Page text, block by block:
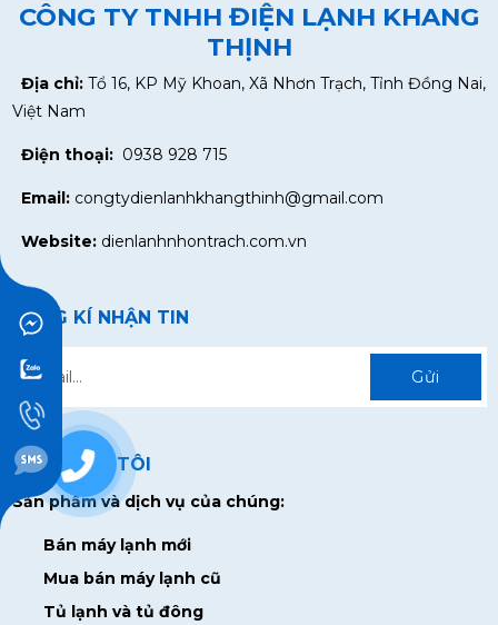
CÔNG TY TNHH ĐIỆN LẠNH KHANG
THỊNH
Địa chỉ:Tổ 16, KP Mỹ Khoan, Xã Nhơn Trạch, Tỉnh Đồng Nai,
Việt Nam
Điện thoại:0938 928 715
Email:congtydienlanhkhangthinh@gmail.com
Website:dienlanhnhontrach.com.vn
ĐĂNG KÍ NHẬN TIN
Gửi
VỀ CHÚNG TÔI
Sản phẩm và dịch vụ của chúng:
Bán máy lạnh mới
Mua bán máy lạnh cũ
Tủ lạnh và tủ đông
0938928715